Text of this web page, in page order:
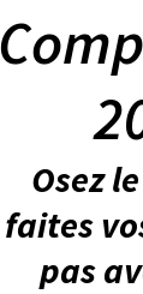
Osez
faites
pas